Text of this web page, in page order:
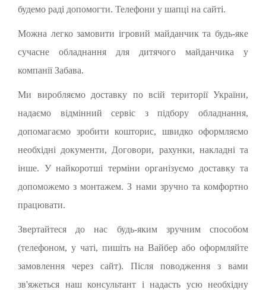
будемо раді допомогти. Телефони у шапці на сайті.
Можна легко замовити ігровий майданчик та будь-яке
сучасне обладнання для дитячого майданчика у
компанії Забава.
Ми виробляємо доставку по всій території України,
надаємо відмінний сервіс з підбору обладнання,
допомагаємо зробити кошторис, швидко оформляємо
необхідні документи, Договори, рахунки, накладні та
інше. У найкоротші терміни організуємо доставку та
допоможемо з монтажем. З нами зручно та комфортно
працювати.
Звертайтеся до нас будь-яким зручним способом
(телефоном, у чаті, пишіть на Вайбер або оформляйте
замовлення через сайт). Після поводження з вами
зв'яжеться наш консультант і надасть усю необхідну